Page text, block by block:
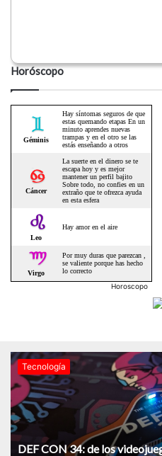
Horóscopo
Horoscopo
Tecnología
DEF CON 34: de los